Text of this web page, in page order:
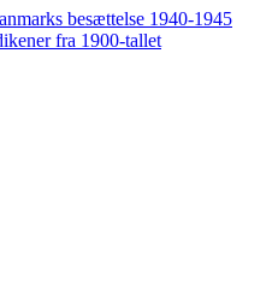
besættelse 1940-1945
fra 1900-tallet